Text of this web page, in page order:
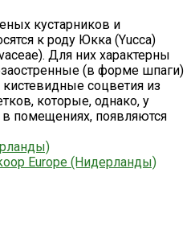
кустарников и
к роду Юкка (Yucca)
Для них характерны
(в форме шпаги)
соцветия из
которые, однако, у
помещениях, появляются
Europe (Нидерланды)